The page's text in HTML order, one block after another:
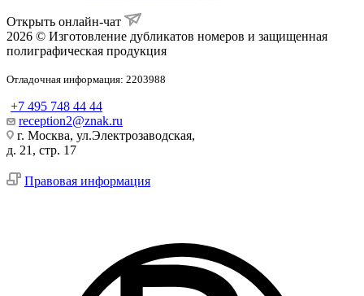
Открыть онлайн-чат
2026 © Изготовление дубликатов номеров и защищенная
полиграфическая продукция
Отладочная информация: 2203988
+7 495 748 44 44
reception2@znak.ru
г. Москва, ул.Электрозаводская,
д. 21, стр. 17
Правовая информация